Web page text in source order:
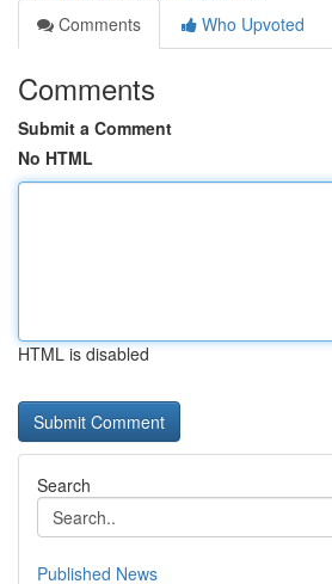
Comments
Who Upvoted
Comments
Submit a Comment
No HTML
HTML is disabled
Search
Published News